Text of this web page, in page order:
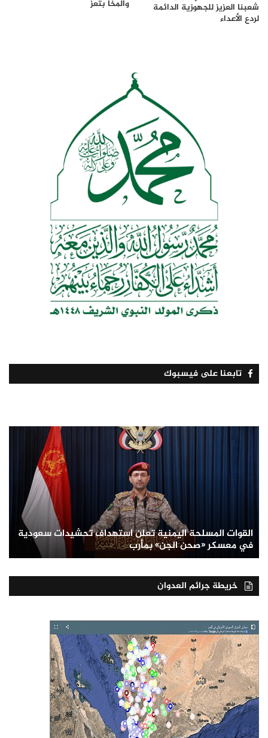
شعبنا العزيز للجهوزية الدائمة
لردع الأعداء
والمخا بتعز
تابعنا على فيسبوك
القوات المسلحة اليمنية تعلن استهداف تحشيدات سعودية
في معسكر «صحن الجن» بمأرب
خريطة جرائم العدوان